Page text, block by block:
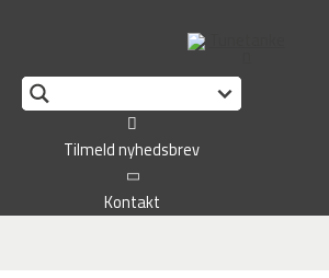
Tilmeld nyhedsbrev
Kontakt
This form is temporarily unavailable.